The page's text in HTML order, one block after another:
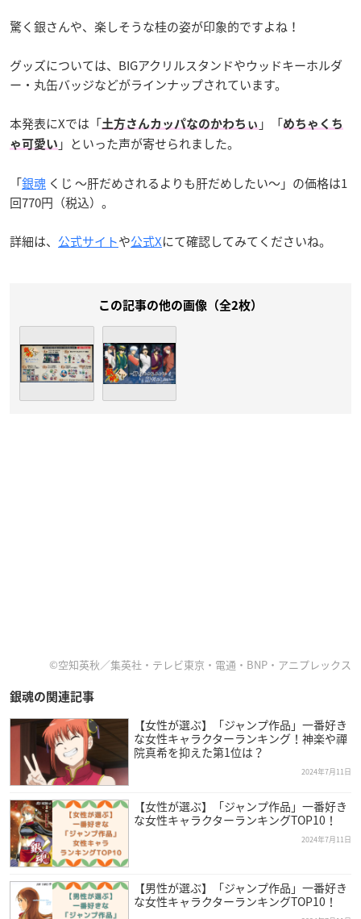
驚く銀さんや、楽しそうな桂の姿が印象的ですよね！
グッズについては、BIGアクリルスタンドやウッドキーホルダ
ー・丸缶バッジなどがラインナップされています。
本発表にXでは「土方さんカッパなのかわちぃ 」「めちゃくち
ゃ可愛い 」といった声が寄せられました。
「銀魂 くじ ～肝だめされるよりも肝だめしたい～」の価格は1
回770円（税込）。
詳細は、 公式サイトや公式Xにて確認してみてくださいね。
この記事の他の画像（全2枚）
©空知英秋／集英社・テレビ東京・電通・BNP・アニプレックス
銀魂の関連記事
【女性が選ぶ】「ジャンプ作品」一番好き
な女性キャラクターランキング！神楽や禪
院真希を抑えた第1位は？
2024年7月11日
【女性が選ぶ】「ジャンプ作品」一番好き
な女性キャラクターランキングTOP10！
2024年7月11日
【男性が選ぶ】「ジャンプ作品」一番好き
な女性キャラクターランキングTOP10！